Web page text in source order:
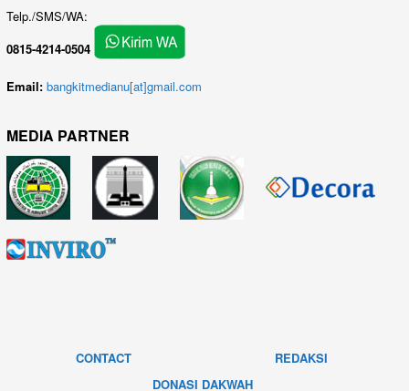
Telp./SMS/WA:
0815-4214-0504
Email: bangkitmedianu[at]gmail.com
MEDIA PARTNER
CONTACT
REDAKSI
DONASI DAKWAH